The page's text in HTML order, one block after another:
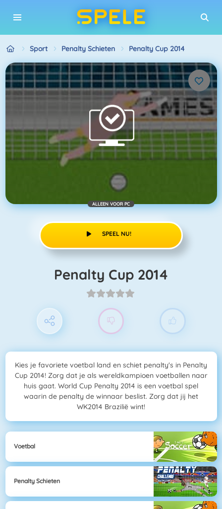
Sport Penalty Schieten Penalty Cup 2014
ALLEEN VOOR PC
SPEEL NU!
Penalty Cup 2014
Kies je favoriete voetbal land en schiet penalty's in Penalty
Cup 2014! Zorg dat je als wereldkampioen voetballen naar
huis gaat. World Cup Penalty 2014 is een voetbal spel
waarin de penalty de winnaar beslist. Zorg dat jij het
WK2014 Brazilië wint!
Voetbal
Penalty Schieten